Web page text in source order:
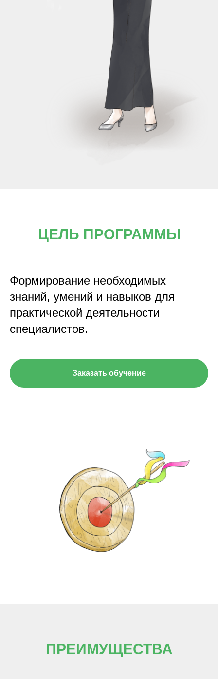
ЦЕЛЬ ПРОГРАММЫ
Формирование необходимых
знаний, умений и навыков для
практической деятельности
специалистов.
Заказать обучение
ПРЕИМУЩЕСТВА